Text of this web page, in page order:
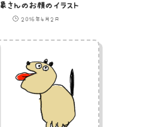
象さんのお顔のイラスト
2016年4月2日